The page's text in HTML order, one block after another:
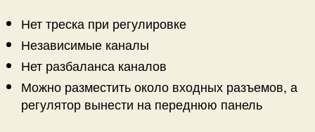
Нет треска при регулировке
Независимые каналы
Нет разбаланса каналов
Можно разместить около входных разъемов, а
регулятор вынести на переднюю панель